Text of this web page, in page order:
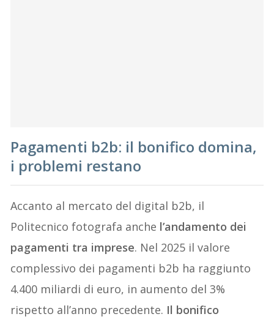
Pagamenti b2b: il bonifico domina,
i problemi restano
Accanto al mercato del digital b2b, il
Politecnico fotografa anche l’andamento dei
pagamenti tra imprese. Nel 2025 il valore
complessivo dei pagamenti b2b ha raggiunto
4.400 miliardi di euro, in aumento del 3%
rispetto all’anno precedente. Il bonifico